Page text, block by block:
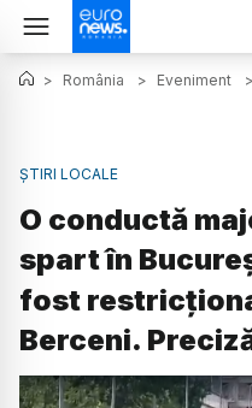
> România > Eveniment >
ȘTIRI LOCALE
O conductă
spart în
fost
Berceni.